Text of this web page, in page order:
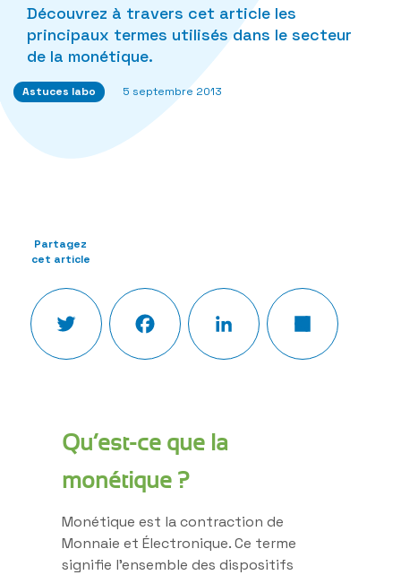
Découvrez à travers cet article les
principaux termes utilisés dans le secteur
de la monétique.
Astuces labo 5 septembre 2013
Partagez
cet article
Twitter Facebook LinkedIn
Qu’est-ce que la
monétique ?
Monétique est la contraction de
Monnaie et Électronique. Ce terme
signifie l’ensemble des dispositifs